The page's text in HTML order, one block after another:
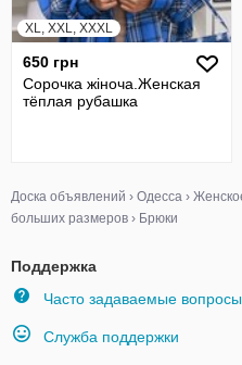
XL, XXL, XXXL
650 грн
Сорочка жiноча.Женская
тёплая рубашка
Доска объявлений › Одесса ›
больших размеров › Брюки
Поддержка
Часто задаваемые вопросы
Служба поддержки